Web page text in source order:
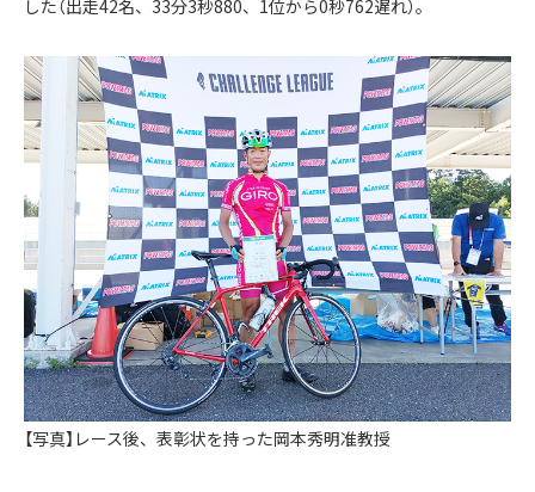
した（出走42名、33分3秒880、1位から0秒762遅れ）。
【写真】レース後、表彰状を持った岡本秀明准教授